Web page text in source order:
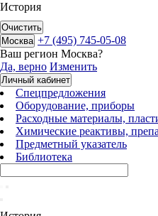
История
Очистить
Москва +7 (495) 745-05-08
Ваш регион Москва?
Да, верно Изменить
Личный кабинет
Спецпредложения
Оборудование, приборы
Расходные материалы,
Химические реактивы,
Предметный указатель
Библиотека